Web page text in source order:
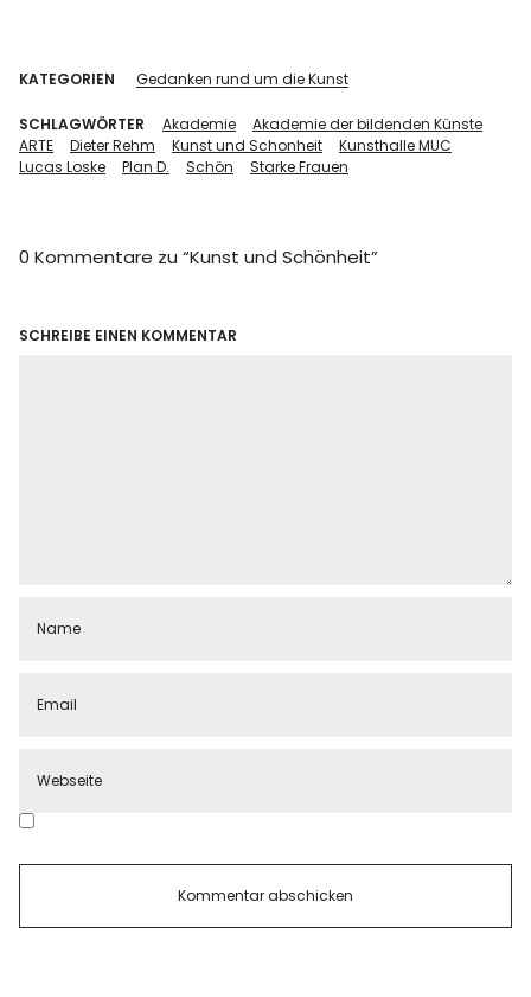
KATEGORIEN Gedanken rund um die Kunst
SCHLAGWÖRTER Akademie
Akademie der bildenden Künste
ARTE
Dieter Rehm Kunst und Schonheit
Kunsthalle MUC
Lucas Loske
Plan D. Schön Starke Frauen
0 Kommentare zu “Kunst und Schönheit”
SCHREIBE EINEN KOMMENTAR